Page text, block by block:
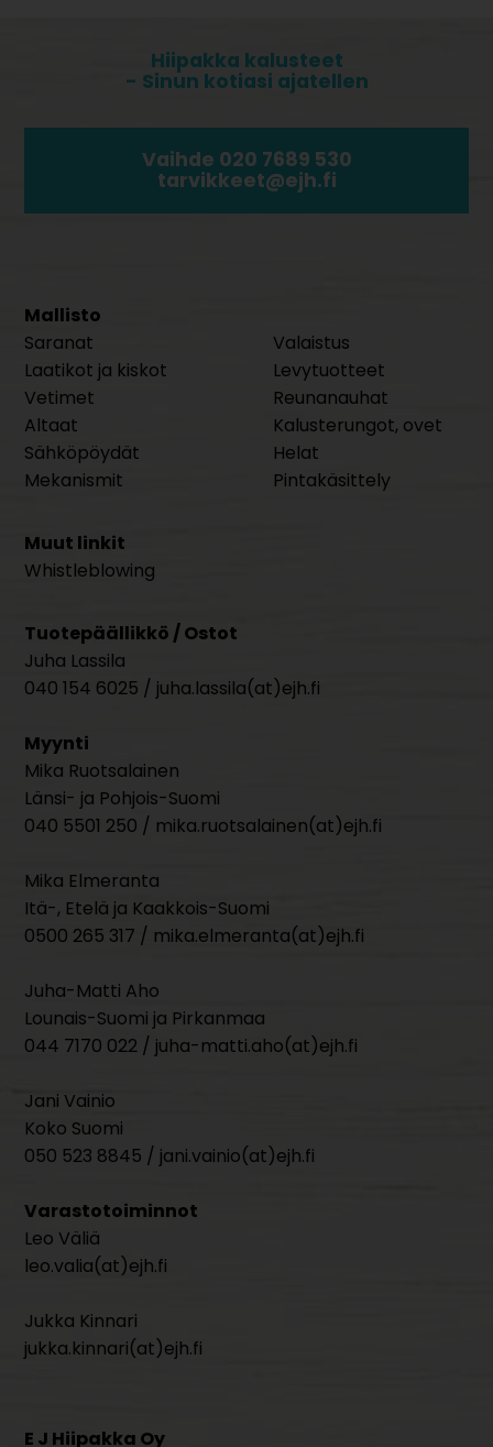
Hiipakka kalusteet
- Sinun kotiasi ajatellen
Vaihde 020 7689 530
tarvikkeet@ejh.fi
Mallisto
Saranat
Laatikot ja kiskot
Vetimet
Altaat
Sähköpöydät
Mekanismit
Valaistus
Levytuotteet
Reunanauhat
Kalusterungot, ovet
Helat
Pintakäsittely
Muut linkit
Whistleblowing
Tuotepäällikkö / Ostot
Juha Lassila
040 154 6025 / juha.lassila(at)ejh.fi
Myynti
Mika Ruotsalainen
Länsi- ja Pohjois-Suomi
040 5501 250 / mika.ruotsalainen(at)ejh.fi
Mika Elmeranta
Itä-, Etelä ja Kaakkois-Suomi
0500 265 317 / mika.elmeranta(at)ejh.fi
Juha-Matti Aho
Lounais-Suomi ja Pirkanmaa
044 7170 022 / juha-matti.aho(at)ejh.fi
Jani Vainio
Koko Suomi
050 523 8845 / jani.vainio(at)ejh.fi
Varastotoiminnot
Leo Väliä
leo.valia(at)ejh.fi
Jukka Kinnari
jukka.kinnari(at)ejh.fi
E J Hiipakka Oy